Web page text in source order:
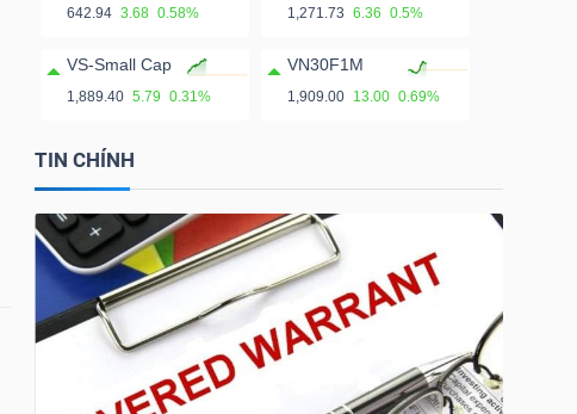
642.94 3.68 0.58% 1,271.73 6.36 0.5%
VS-Small Cap
1,889.40 5.79 0.31%
VN30F1M
1,909.00 13.00 0.69%
TIN CHÍNH